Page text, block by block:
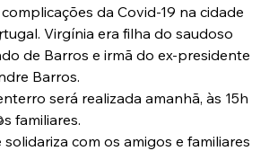
da Covid-19 na cidade
Virgínia era filha do saudoso
de Barros e irmã do ex-presidente
Barros.
será realizada amanhã, às 15h
familiares.
com os amigos e familiares